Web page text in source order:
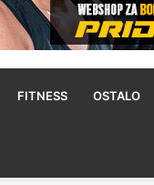
FITNESS OSTALO